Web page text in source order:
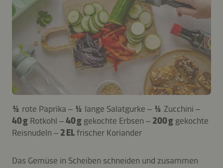
½ rote Paprika – ½ lange Salatgurke – ½ Zucchini –
40 g Rotkohl –40 g gekochte Erbsen – 200 g gekochte
Reisnudeln – 2 ELfrischer Koriander
Das Gemüse in Scheiben schneiden und zusammen